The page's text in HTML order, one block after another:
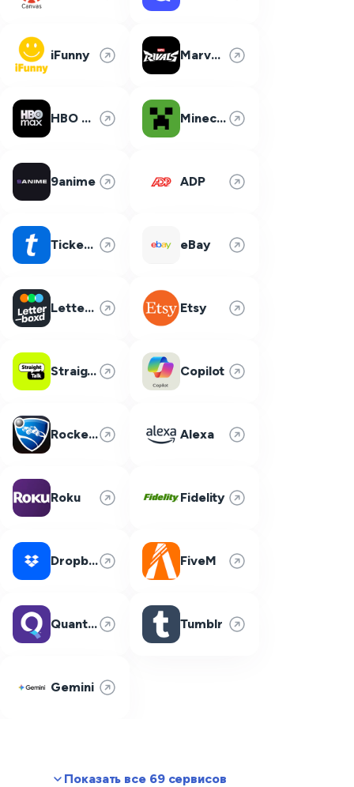
iFunny Marvel Rivals
HBO Max Minecraft
9anime ADP
Ticketmaster eBay
Letterboxd Etsy
Straight Talk Copilot
Rocket League Alexa
Roku Fidelity
Dropbox FiveM
Quantum Fiber Tumblr
Gemini
Показать все 69 сервисов